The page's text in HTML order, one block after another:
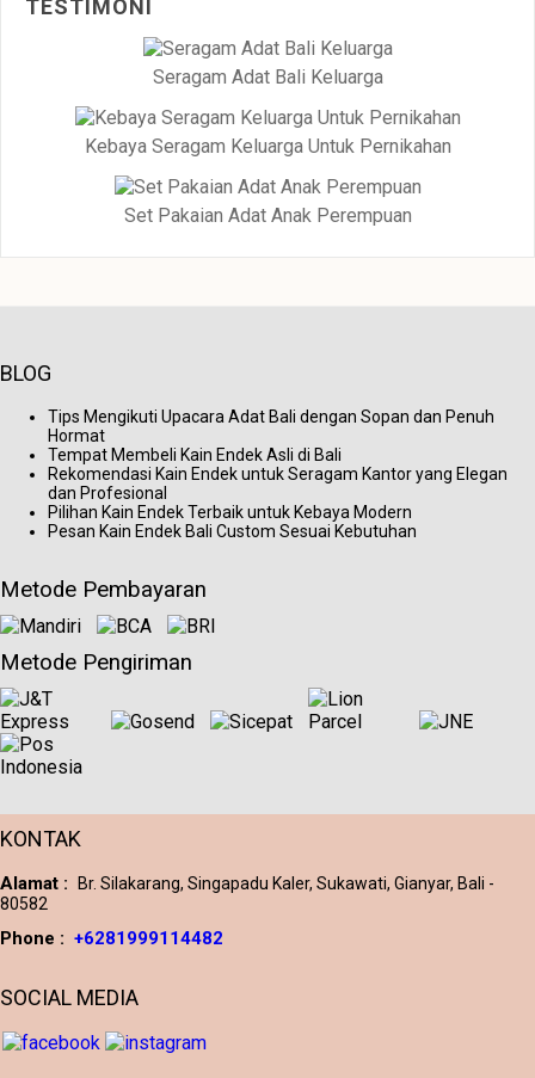
TESTIMONI
Seragam Adat Bali Keluarga
Kebaya Seragam Keluarga Untuk Pernikahan
Set Pakaian Adat Anak Perempuan
BLOG
Tips Mengikuti Upacara Adat Bali dengan Sopan dan Penuh
Hormat
Tempat Membeli Kain Endek Asli di Bali
Rekomendasi Kain Endek untuk Seragam Kantor yang Elegan
dan Profesional
Pilihan Kain Endek Terbaik untuk Kebaya Modern
Pesan Kain Endek Bali Custom Sesuai Kebutuhan
Metode Pembayaran
Metode Pengiriman
KONTAK
Alamat :
Br. Silakarang, Singapadu Kaler, Sukawati, Gianyar, Bali -
80582
Phone : +6281999114482
SOCIAL MEDIA